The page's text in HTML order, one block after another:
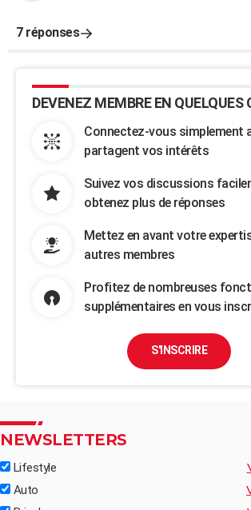
7 réponses
DEVENEZ MEMBRE EN QUELQUES
Connectez-vous simplement
partagent vos intérêts
Suivez vos discussions
obtenez plus de réponses
Mettez en avant votre
autres membres
Profitez de nombreuses
supplémentaires en vous
S'INSCRIRE
NEWSLETTERS
Lifestyle
Auto